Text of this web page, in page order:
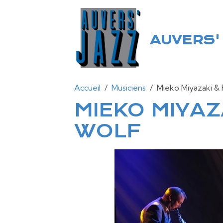
AUVERS'
Accueil Musiciens Mieko Miyazaki &
MIEKO
WOLF